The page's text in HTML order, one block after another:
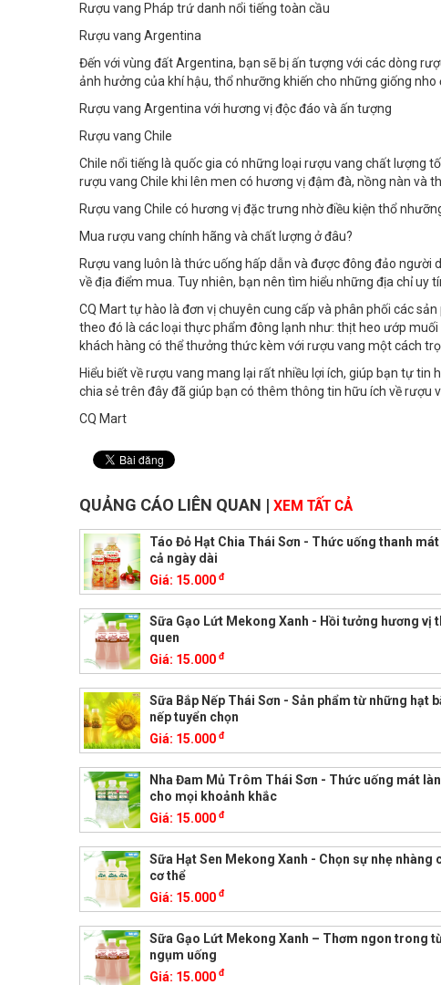
Rượu vang Pháp trứ danh nổi tiếng toàn cầu
Rượu vang Argentina
Đến với vùng đất Argentina, bạn sẽ bị ấn tượng với các dòng
ảnh hưởng của khí hậu, thổ nhưỡng khiến cho những giống
Rượu vang Argentina với hương vị độc đáo và ấn tượng
Rượu vang Chile
Chile nổi tiếng là quốc gia có những loại rượu vang chất lượng
rượu vang Chile khi lên men có hương vị đậm đà, nồng nàn và
Rượu vang Chile có hương vị đặc trưng nhờ điều kiện thổ
Mua rượu vang chính hãng và chất lượng ở đâu?
Rượu vang luôn là thức uống hấp dẫn và được đông đảo
về địa điểm mua. Tuy nhiên, bạn nên tìm hiểu những địa chỉ
CQ Mart tự hào là đơn vị chuyên cung cấp và phân phối các
theo đó là các loại thực phẩm đông lạnh như: thịt heo ướp
khách hàng có thể thưởng thức kèm với rượu vang một cách
Hiểu biết về rượu vang mang lại rất nhiều lợi ích, giúp bạn tự
chia sẻ trên đây đã giúp bạn có thêm thông tin hữu ích về
CQ Mart
QUẢNG CÁO LIÊN QUAN | XEM TẤT CẢ
Táo Đỏ Hạt Chia Thái Sơn - Thức uống thanh
cả ngày dài
Giá: 15.000 đ
Sữa Gạo Lứt Mekong Xanh - Hồi tưởng hương vị
quen
Giá: 15.000 đ
Sữa Bắp Nếp Thái Sơn - Sản phẩm từ những hạt
nếp tuyển chọn
Giá: 15.000 đ
Nha Đam Mủ Trôm Thái Sơn - Thức uống mát
cho mọi khoảnh khắc
Giá: 15.000 đ
Sữa Hạt Sen Mekong Xanh - Chọn sự nhẹ nhàng
cơ thể
Giá: 15.000 đ
Sữa Gạo Lứt Mekong Xanh – Thơm ngon trong
ngụm uống
Giá: 15.000 đ